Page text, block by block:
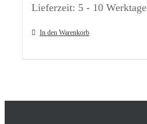
Lieferzeit: 5 - 10 Werktage
In den Warenkorb